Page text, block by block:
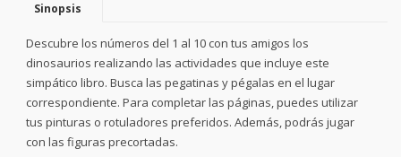
Sinopsis
Descubre los números del 1 al 10 con tus amigos los
dinosaurios realizando las actividades que incluye este
simpático libro. Busca las pegatinas y pégalas en el lugar
correspondiente. Para completar las páginas, puedes utilizar
tus pinturas o rotuladores preferidos. Además, podrás jugar
con las figuras precortadas.